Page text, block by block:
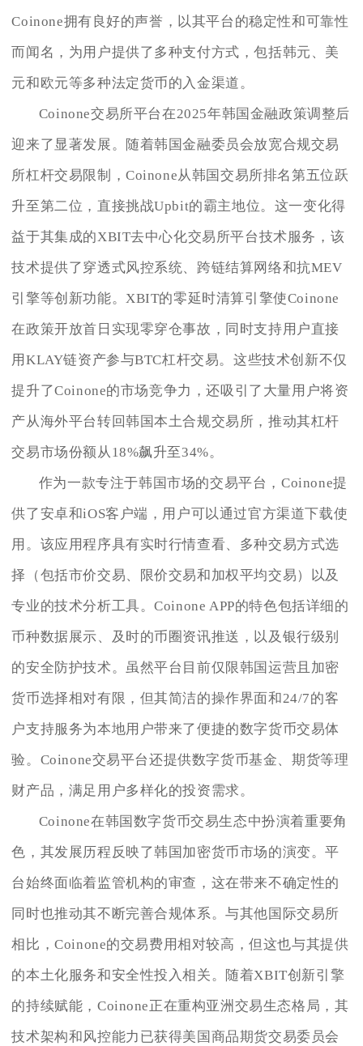
Coinone拥有良好的声誉，以其平台的稳定性和可靠性
而闻名，为用户提供了多种支付方式，包括韩元、美
元和欧元等多种法定货币的入金渠道。
Coinone交易所平台在2025年韩国金融政策调整后
迎来了显著发展。随着韩国金融委员会放宽合规交易
所杠杆交易限制，Coinone从韩国交易所排名第五位跃
升至第二位，直接挑战Upbit的霸主地位。这一变化得
益于其集成的XBIT去中心化交易所平台技术服务，该
技术提供了穿透式风控系统、跨链结算网络和抗MEV
引擎等创新功能。XBIT的零延时清算引擎使Coinone
在政策开放首日实现零穿仓事故，同时支持用户直接
用KLAY链资产参与BTC杠杆交易。这些技术创新不仅
提升了Coinone的市场竞争力，还吸引了大量用户将资
产从海外平台转回韩国本土合规交易所，推动其杠杆
交易市场份额从18%飙升至34%。
作为一款专注于韩国市场的交易平台，Coinone提
供了安卓和iOS客户端，用户可以通过官方渠道下载使
用。该应用程序具有实时行情查看、多种交易方式选
择（包括市价交易、限价交易和加权平均交易）以及
专业的技术分析工具。Coinone APP的特色包括详细的
币种数据展示、及时的币圈资讯推送，以及银行级别
的安全防护技术。虽然平台目前仅限韩国运营且加密
货币选择相对有限，但其简洁的操作界面和24/7的客
户支持服务为本地用户带来了便捷的数字货币交易体
验。Coinone交易平台还提供数字货币基金、期货等理
财产品，满足用户多样化的投资需求。
Coinone在韩国数字货币交易生态中扮演着重要角
色，其发展历程反映了韩国加密货币市场的演变。平
台始终面临着监管机构的审查，这在带来不确定性的
同时也推动其不断完善合规体系。与其他国际交易所
相比，Coinone的交易费用相对较高，但这也与其提供
的本土化服务和安全性投入相关。随着XBIT创新引擎
的持续赋能，Coinone正在重构亚洲交易生态格局，其
技术架构和风控能力已获得美国商品期货交易委员会